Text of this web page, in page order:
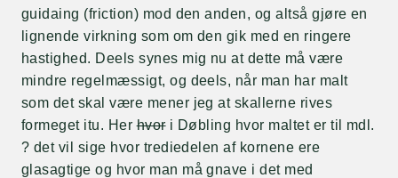
guidaing (friction) mod den anden, og altså gjøre en
lignende virkning som om den gik med en ringere
hastighed. Deels synes mig nu at dette må være
mindre regelmæssigt, og deels, når man har malt
som det skal være mener jeg at skallerne rives
formeget itu. Herhvori Døbling hvor maltet er til mdl.
? det vil sige hvor trediedelen af kornene ere
glasagtige og hvor man må gnave i det med